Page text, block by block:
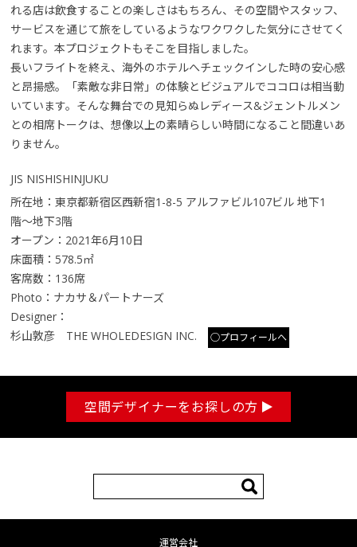
れる店は飲食することの楽しさはもちろん、その空間やスタッフ、
サービスを通じて旅をしているようなワクワクした気分にさせてく
れます。本プロジェクトもそこを目指しました。
長いフライトを終え、海外のホテルへチェックインした時の安心感
と昂揚感。「素敵な非日常」の体験とビジュアルでココロは相当動
いています。そんな舞台での見知らぬレディース&ジェントルメン
との相席トークは、想像以上の素晴らしい時間になること間違いあ
りません。
JIS NISHISHINJUKU
所在地：東京都新宿区西新宿1-8-5 アルファビル107ビル 地下1
階〜地下3階
オープン：2021年6月10日
床面積：578.5㎡
客席数：136席
Photo：ナカサ＆パートナーズ
Designer：
杉山敦彦 THE WHOLEDESIGN INC.
○プロフィールへ
空間デザイナーをお探しの方
索:
運営会社